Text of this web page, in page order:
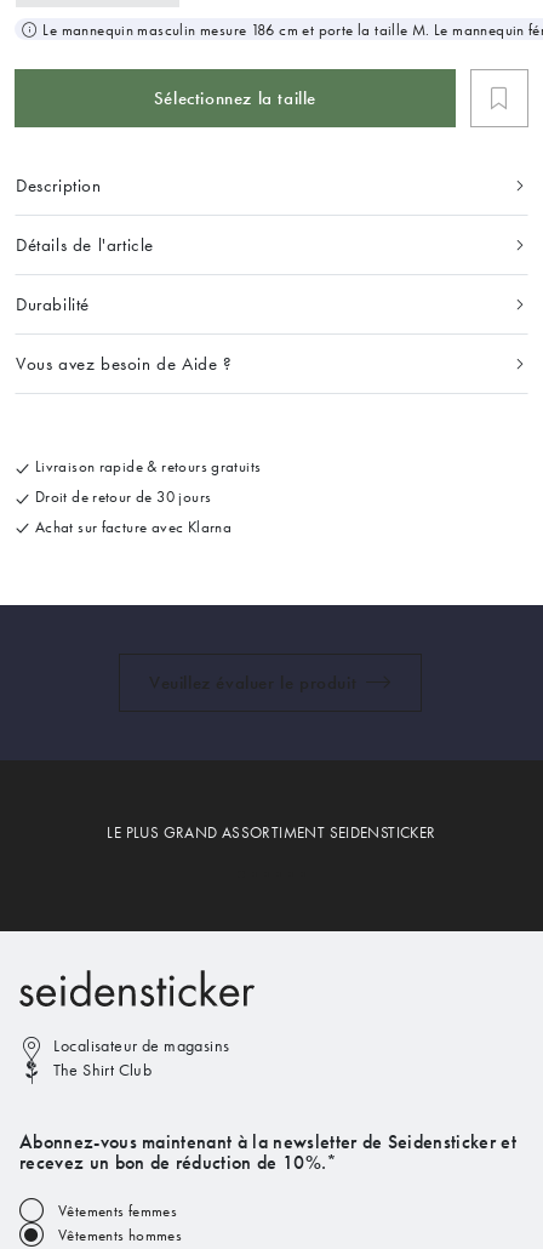
Le mannequin masculin mesure 186 cm et porte la taille M. Le mannequin
Sélectionnez la taille
Description
Détails de l'article
Durabilité
Vous avez besoin de Aide ?
Livraison rapide & retours gratuits
Droit de retour de 30 jours
Achat sur facture avec Klarna
Veuillez évaluer le produit
LE PLUS GRAND ASSORTIMENT SEIDENSTICKER
Localisateur de magasins
The Shirt Club
Abonnez-vous maintenant à la newsletter de Seidensticker et
recevez un bon de réduction de 10%.*
Vêtements femmes
Vêtements hommes